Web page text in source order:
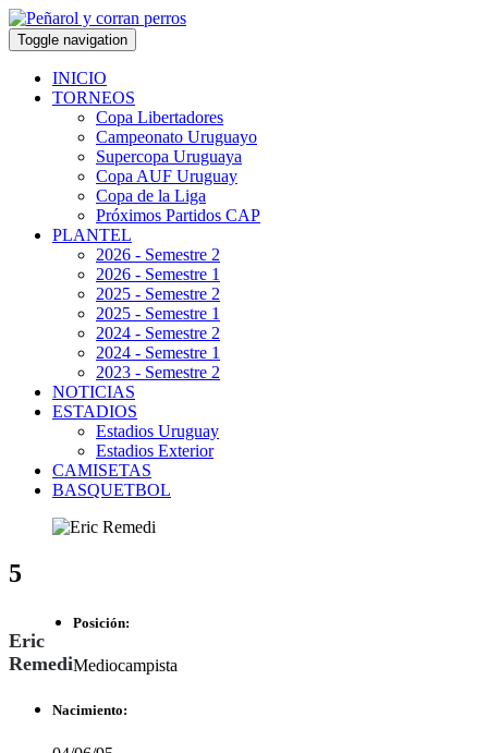
Toggle navigation
INICIO
TORNEOS
Copa Libertadores
Campeonato Uruguayo
Supercopa Uruguaya
Copa AUF Uruguay
Copa de la Liga
Próximos Partidos CAP
PLANTEL
2026 - Semestre 2
2026 - Semestre 1
2025 - Semestre 2
2025 - Semestre 1
2024 - Semestre 2
2024 - Semestre 1
2023 - Semestre 2
NOTICIAS
ESTADIOS
Estadios Uruguay
Estadios Exterior
CAMISETAS
BASQUETBOL
5
Eric
Remedi
Posición:
Mediocampista
Nacimiento: